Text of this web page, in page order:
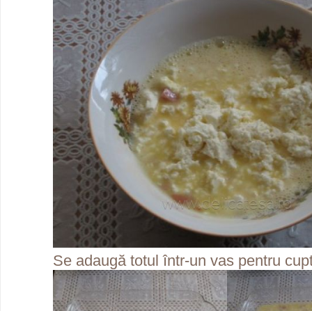
Se adaugă totul într-un vas pentru